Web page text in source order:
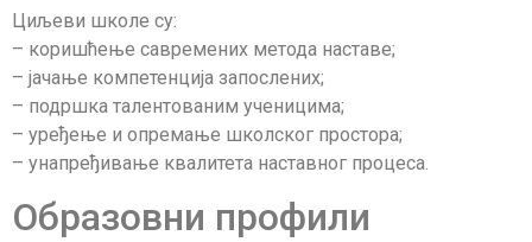
Циљеви школе су:
– коришћење савремених метода наставе;
– јачање компетенција запослених;
– подршка талентованим ученицима;
– уређење и опремање школског простора;
– унапређивање квалитета наставног процеса.
Образовни профили